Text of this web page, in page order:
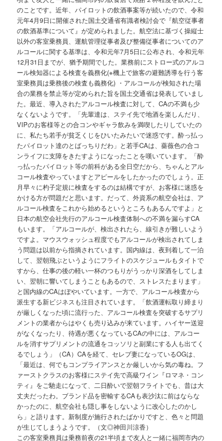
のことです。近年、パイロットの飲酒事案等が続いたので、令和
元年4月9日に開催された国土交通省有識者検討会で『航空従事者
の飲酒基準について』が定められました。航空法に基づく操縦士
以外の客室乗務員、運航管理従事者及び整備従事者についてのア
ルコールに関する基準は、令和元年7月5日に公布され、令和元年
12月31日までが、猶予期間でした。業務前にストロー式のアルコ
ール検知器による検査を義務化(※機上で旅客の避難誘導を行う客
室乗務員は乗務後の検査も義務化) ・アルコールが検知された場
合の業務を禁止等が定められた旨を国土交通省は発表していまし
た。最近、導入されたアルコール検査に対して、CAの不満も少
なくないようです。「先輩達は、ステイ先で地酒を楽しんだり、
VIPのお客様等との合コンやギャラ飲みを満喫したりしていたの
に、私たち若手が貧乏くじをひいたみたいで迷惑です。酔っ払っ
たパイロット達のとばっちりだわ」と若手CAは、薔薇色の合コ
ンライフに支障をきたすようになったことを嘆いています。「酔
っ払ったパイロット等の前科がある全日空だから、ちゃんとアル
コール検査やっていますとアピールをしたかったのでしょう。正
月早々に杓子定規に検査をするのは結構ですが、お客様に迷惑を
かける方が問題だと思います。だって、外資系の航空会社は、ア
ルコール検査をこれから始めるというところもあるんですよ」と
日本の航空会社先行のアルコール検査体制への不満を漏らすCA
もいます。「アルコールが、検出されたら、線引きが難しいよう
ですよ。マウスウォッシュ程度でもアルコールが検出されてしま
う問題は以前から指摘されています。国内線は、夜到着して一泊
して、翌朝飛ぶというようにフライトのスケジュールもタイトで
すから、仕事の後の軽い一杯のつもりがうっかり深酒をしてしま
い、翌朝に響いてしまうこともあるので、ストレスたまります」
と国内線のCAはぼやいています。一方で、アルコール検査から
派生する新ビジネスも注目されています。「飲酒運転取り締まり
が厳しくなった頃に流行った、アルコール検査を突破するサプリ
メントの業者からはやくも売り込みが来ています。ハイヤー送迎
がなくなったり、待遇が悪くなっているCAの中には、アルコー
ルを消すサプリメントの流通をコッソリと副業にする人も出てく
るでしょう」（CA）CAを経て、セレブ妻になっているOGは、
「最近は、何でもコンプライアンスとか厳しいから気の毒ね。フ
ァーストクラスのお客様にステイ先で高級ワイン『ロマネ・コン
ティ』をご馳走になって、二日酔いで翌朝フライトでも、昔は大
丈夫だったわ。ブランド品を密輸するCAも表沙汰に前はならな
かったのに、航空会社も隠し事をしないように改心したのかし
ら」と語ります。新制度が施行されたばかりですと、色々と問題
が生じてしまうようです。（文◎神田川涼香）
この客室乗務員は乗務前夜の21半頃まで友人と一緒に福岡市内の